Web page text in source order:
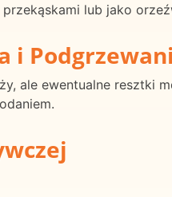
lub jako
i
ale ewentualne